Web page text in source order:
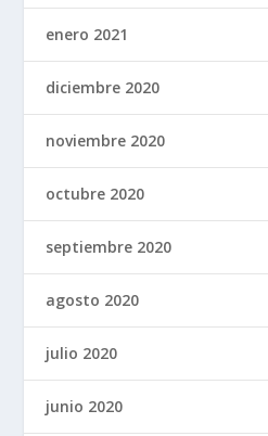
enero 2021
diciembre 2020
noviembre 2020
octubre 2020
septiembre 2020
agosto 2020
julio 2020
junio 2020